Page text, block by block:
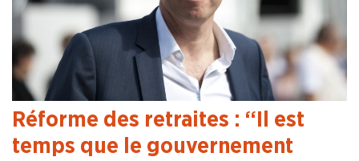
Réforme des retraites : “Il est
temps que le gouvernement